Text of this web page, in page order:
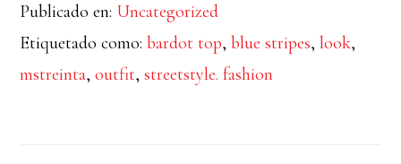
Saint-
Tropez
Publicado en: Uncategorized
Etiquetado como:bardot top,blue stripes,look,
mstreinta,outfit,streetstyle. fashion